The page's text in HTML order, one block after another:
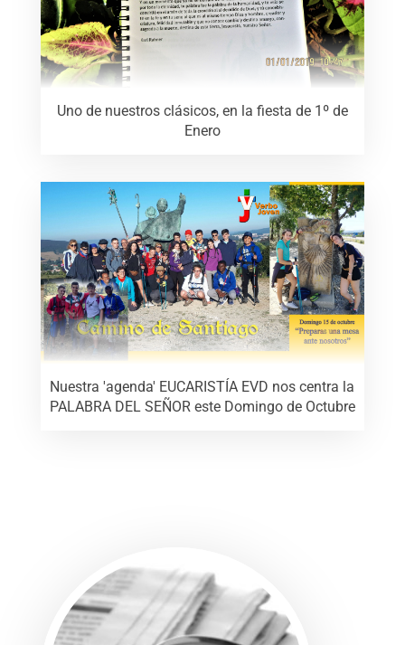
Uno de nuestros clásicos, en la fiesta de 1º de
Enero
Nuestra 'agenda' EUCARISTÍA EVD nos centra la
PALABRA DEL SEÑOR este Domingo de Octubre